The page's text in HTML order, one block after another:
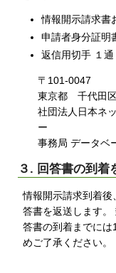
情報開示請求書
申請者身分証明
返信用切手 １通
〒101-0047
東京都 千代田
社団法人日本ネ
ー
事務局 データベ
３. 回答書の到着
情報開示請求到着後
答書を返送します。
答書の到着までに
めご了承ください。